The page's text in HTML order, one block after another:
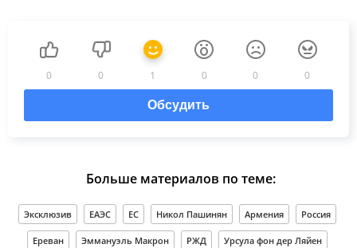
0 0 1 0 0 0
Обсудить
Больше материалов по теме:
Эксклюзив ЕАЭС ЕС Никол Пашинян Армения Россия
Ереван Эммануэль Макрон РЖД Урсула фон дер Ляйен